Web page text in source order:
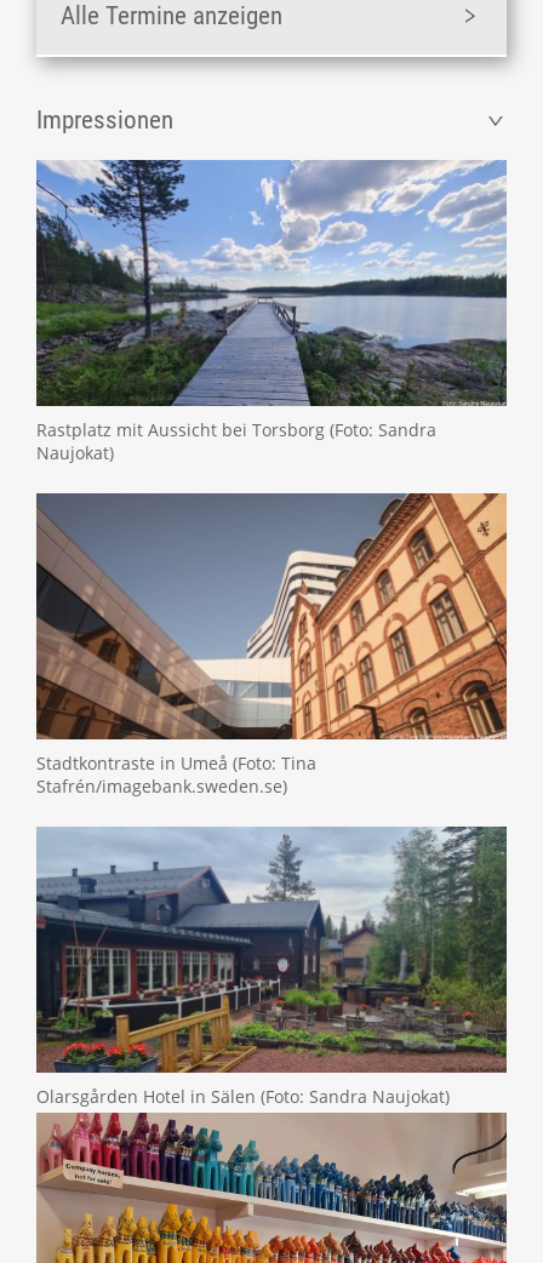
Alle Termine anzeigen
Impressionen
Rastplatz mit Aussicht bei Torsborg (Foto: Sandra
Naujokat)
Stadtkontraste in Umeå (Foto: Tina
Stafrén/imagebank.sweden.se)
Olarsgården Hotel in Sälen (Foto: Sandra Naujokat)